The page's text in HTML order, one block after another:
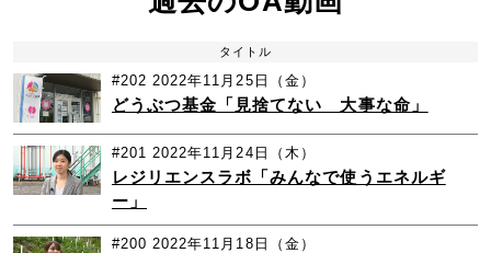
タイトル
#202 2022年11月25日（金）
どうぶつ基金「見捨てない 大事な命」
#201 2022年11月24日（木）
レジリエンスラボ「みんなで使うエネルギ
ー」
#200 2022年11月18日（金）